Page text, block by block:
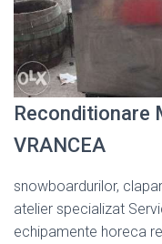
Reconditionare
VRANCEA
snowboardurilor,
atelier specializat
echipamente horeca